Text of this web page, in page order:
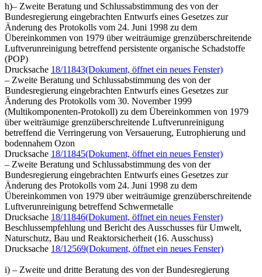
h)– Zweite Beratung und Schlussabstimmung des von der
Bundesregierung eingebrachten Entwurfs eines Gesetzes zur
Änderung des Protokolls vom 24. Juni 1998 zu dem
Übereinkommen von 1979 über weiträumige grenzüberschreitende
Luftverunreinigung betreffend persistente organische Schadstoffe
(POP)
Drucksache 18/11843(Dokument, öffnet ein neues Fenster)
– Zweite Beratung und Schlussabstimmung des von der
Bundesregierung eingebrachten Entwurfs eines Gesetzes zur
Änderung des Protokolls vom 30. November 1999
(Multikomponenten-Protokoll) zu dem Übereinkommen von 1979
über weiträumige grenzüberschreitende Luftverunreinigung
betreffend die Verringerung von Versauerung, Eutrophierung und
bodennahem Ozon
Drucksache 18/11845(Dokument, öffnet ein neues Fenster)
– Zweite Beratung und Schlussabstimmung des von der
Bundesregierung eingebrachten Entwurfs eines Gesetzes zur
Änderung des Protokolls vom 24. Juni 1998 zu dem
Übereinkommen von 1979 über weiträumige grenzüberschreitende
Luftverunreinigung betreffend Schwermetalle
Drucksache 18/11846(Dokument, öffnet ein neues Fenster)
Beschlussempfehlung und Bericht des Ausschusses für Umwelt,
Naturschutz, Bau und Reaktorsicherheit (16. Ausschuss)
Drucksache 18/12569(Dokument, öffnet ein neues Fenster)
i) – Zweite und dritte Beratung des von der Bundesregierung